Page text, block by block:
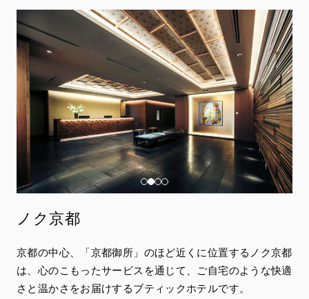
ノク京都
京都の中心、「京都御所」のほど近くに位置するノク京都
は、心のこもったサービスを通じて、ご自宅のような快適
さと温かさをお届けするブティックホテルです。